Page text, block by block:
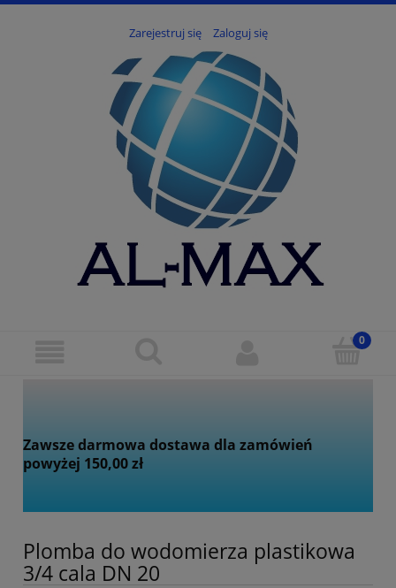
Zarejestruj się Zaloguj się
Zawsze darmowa dostawa dla zamówień
powyżej 150,00 zł
Plomba do wodomierza plastikowa
3/4 cala DN 20